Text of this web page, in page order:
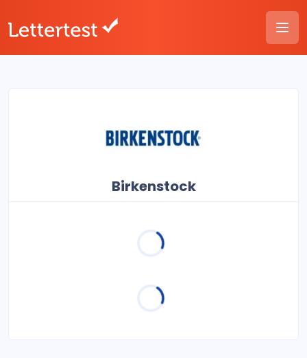
Birkenstock